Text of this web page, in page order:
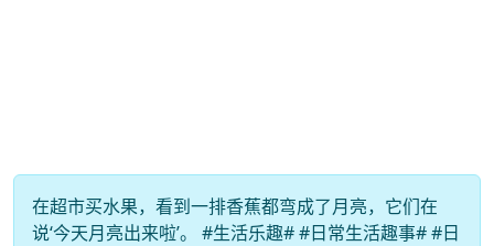
在超市买水果，看到一排香蕉都弯成了月亮，它们在
说‘今天月亮出来啦’。 #生活乐趣# #日常生活趣事# #日